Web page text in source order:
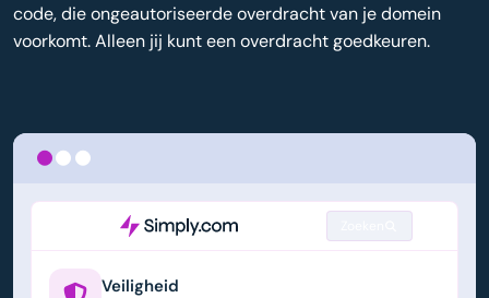
code, die ongeautoriseerde overdracht van je domein
voorkomt. Alleen jij kunt een overdracht goedkeuren.
Veiligheid